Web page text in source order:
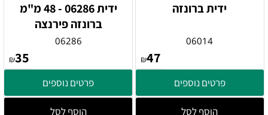
ידית ברונזה
06014
₪47
פרטים נוספים
הוסף לסל
ידית 06286 - 48 מ"מ
ברונזה פירנצה
06286
₪35
פרטים נוספים
הוסף לסל